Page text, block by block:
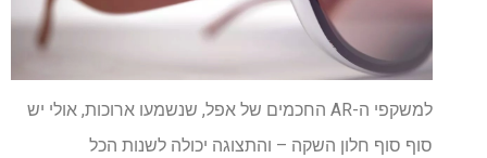
למשקפי ה-AR החכמים של אפל, שנשמעו ארוכות, אולי יש
סוף סוף חלון השקה – והתצוגה יכולה לשנות הכל